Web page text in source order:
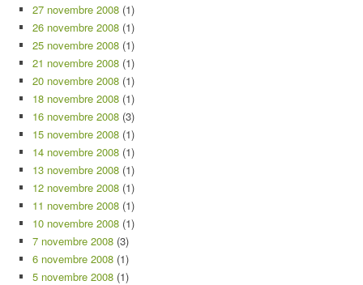
27 novembre 2008 (1)
26 novembre 2008 (1)
25 novembre 2008 (1)
21 novembre 2008 (1)
20 novembre 2008 (1)
18 novembre 2008 (1)
16 novembre 2008 (3)
15 novembre 2008 (1)
14 novembre 2008 (1)
13 novembre 2008 (1)
12 novembre 2008 (1)
11 novembre 2008 (1)
10 novembre 2008 (1)
7 novembre 2008 (3)
6 novembre 2008 (1)
5 novembre 2008 (1)